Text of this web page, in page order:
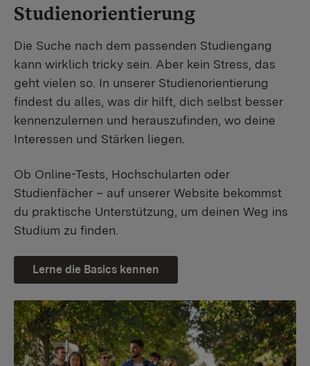
Studienorientierung
Die Suche nach dem passenden Studiengang
kann wirklich tricky sein. Aber kein Stress, das
geht vielen so. In unserer Studienorientierung
findest du alles, was dir hilft, dich selbst besser
kennenzulernen und herauszufinden, wo deine
Interessen und Stärken liegen.
Ob Online-Tests, Hochschularten oder
Studienfächer – auf unserer Website bekommst
du praktische Unterstützung, um deinen Weg ins
Studium zu finden.
Lerne die Basics kennen